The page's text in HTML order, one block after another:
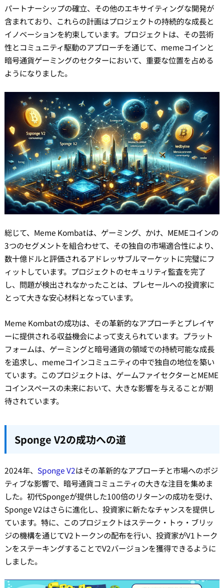
パートナーシップの確立、その他のエキサイティングな開発が
含まれており、これらの計画はプロジェクトの持続的な成長と
イノベーションを約束しています。プロジェクトは、その芸術
性とコミュニティ駆動のアプローチを通じて、memeコインと
暗号通貨ゲーミングのセクターにおいて、重要な位置を占める
ようになりました。
総じて、Meme Kombatは、ゲーミング、かけ、MEMEコインの
3つのセグメントを組合わせて、その独自の市場適合性により、
数十億ドルと評価されるアドレッサブルマーケットに完璧にフ
ィットしています。プロジェクトのセキュリティ監査を完了
し、問題が検出されなかったことは、プレセールへの投資家に
とって大きな安心材料となっています。
Meme Kombatの成功は、その革新的なアプローチとプレイヤ
ーに提供される収益機会によって支えられています。プラット
フォームは、ゲーミングと暗号通貨の領域での持続可能な成長
を追求し、memeコインコミュニティの中で独自の地位を築い
ています。このプロジェクトは、ゲームファイセクターとMEME
コインスペースの未来において、大きな影響を与えることが期
待されています。
Sponge V2の成功への道
2024年、 Sponge V2はその革新的なアプローチと市場へのポジ
ティブな影響で、暗号通貨コミュニティの大きな注目を集めま
した。初代Spongeが提供した100倍のリターンの成功を受け、
Sponge V2はさらに進化し、投資家に新たなチャンスを提供し
ています。特に、このプロジェクトはステーク・トゥ・ブリッ
ジの機構を通じてV2トークンの配布を行い、投資家がV1トーク
ンをステーキングすることでV2バージョンを獲得できるように
しました。